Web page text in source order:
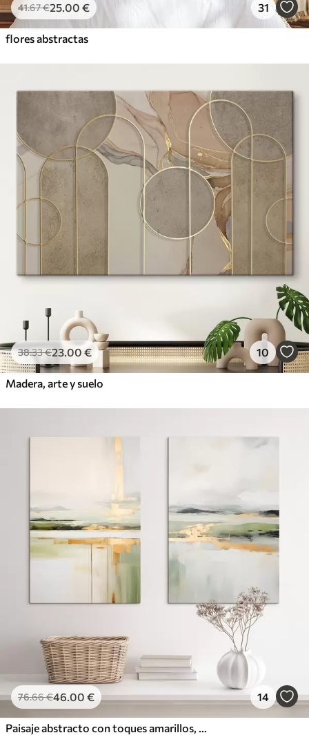
41.67€25.00 € 31
flores abstractas
38.33€23.00 € 10
Madera, arte y suelo
76.66€46.00 € 14
Paisaje abstracto con toques amarillos, una composición minimalista de tierra, agua y cielo, con colores apagados